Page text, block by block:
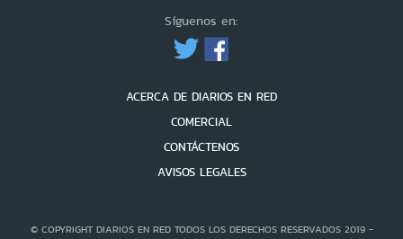
Síguenos en:
ACERCA DE DIARIOS EN RED
COMERCIAL
CONTÁCTENOS
AVISOS LEGALES
© COPYRIGHT DIARIOS EN RED TODOS LOS DERECHOS RESERVADOS 2019 -